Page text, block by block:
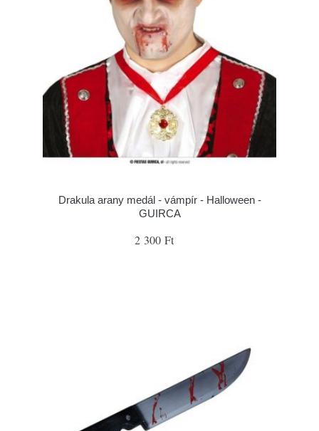
Drakula arany medál - vámpír - Halloween -
GUIRCA
2 300 Ft